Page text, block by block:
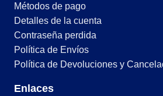
Métodos de pago
Detalles de la cuenta
Contraseña perdida
Política de Envíos
Política de Devoluciones y
Enlaces